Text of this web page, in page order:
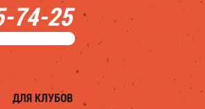
74-25
ДЛЯ КЛУБОВ